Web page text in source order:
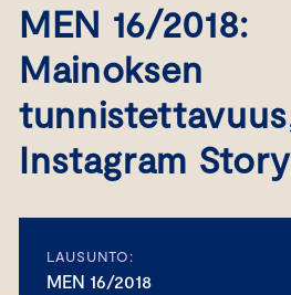
MEN 16/2018:
Mainoksen
Instagram Story
LAUSUNTO:
MEN 16/2018